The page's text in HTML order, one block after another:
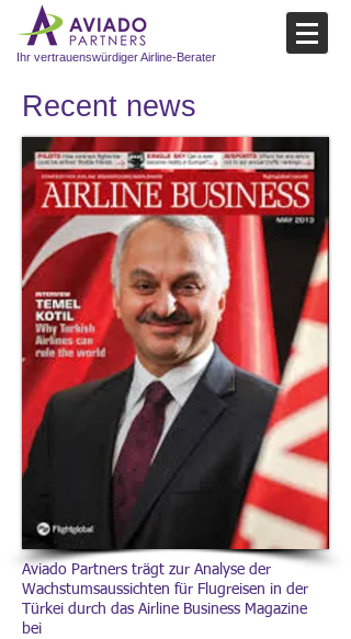
Ihr vertrauenswürdiger Airline-Berater
Recent news​
Aviado Partners trägt zur Analyse der
Wachstumsaussichten für Flugreisen in der
Türkei durch das Airline Business Magazine
bei